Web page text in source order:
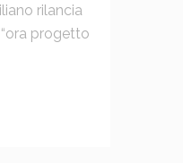
rilancia
progetto